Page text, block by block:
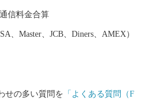
信料金合算
、Master、JCB、Diners、AMEX）
せの多い質問を 「よくある質問（F